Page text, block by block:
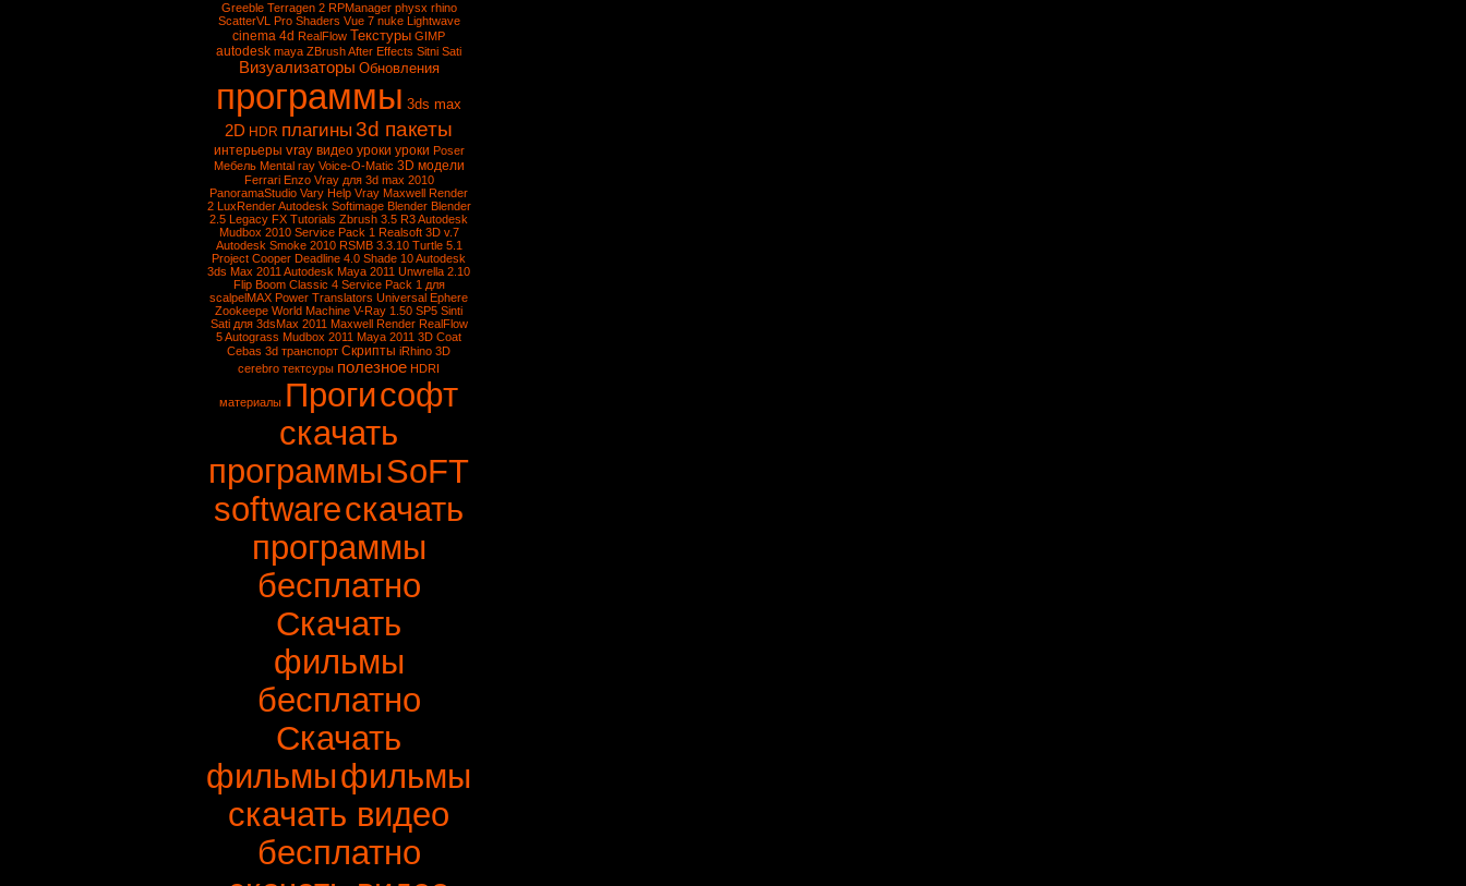
Greeble Terragen 2 RPManager physx rhino
ScatterVL Pro Shaders Vue 7 nuke Lightwave
cinema 4d RealFlow Текстуры GIMP
autodesk maya ZBrushAfter Effects Sitni Sati
Визуализаторы Обновления
программы 3ds max
2D HDR плагины 3d пакеты
интерьеры vray видео уроки уроки Poser
Мебель Mental ray Voice-O-Matic 3D модели
Ferrari Enzo Vray для 3d max 2010
PanoramaStudio Vary Help Vray Maxwell Render
2 LuxRender Autodesk Softimage Blender Blender
2.5 Legacy FX Tutorials Zbrush 3.5 R3Autodesk
Mudbox 2010 Service Pack 1 Realsoft 3D v.7
Autodesk Smoke 2010 RSMB 3.3.10 Turtle 5.1
Project Cooper Deadline 4.0 Shade 10Autodesk
3ds Max 2011 Autodesk Maya 2011 Unwrella 2.10
Flip Boom Classic 4 Service Pack 1 для
scalpelMAX Power Translators Universal Ephere
Zookeepe World Machine V-Ray 1.50 SP5 Sinti
Sati для 3dsMax 2011 Maxwell Render RealFlow
5Autograss Mudbox 2011 Maya 2011 3D Coat
Cebas 3d транспорт Скрипты iRhino 3D
cerebro тектсуры полезное HDRI
материалы Прогисофт
скачать
программыSoFT
softwareскачать
программы
бесплатно
Скачать
фильмы
бесплатно
Скачать
фильмыфильмы
скачать видео
бесплатно